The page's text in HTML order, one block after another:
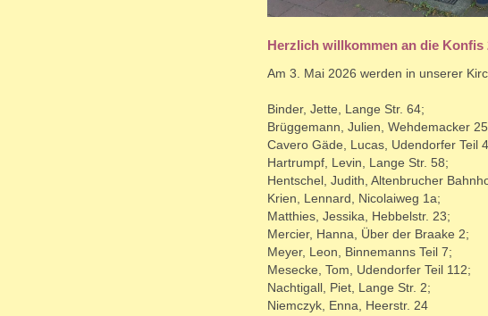
Herzlich willkommen an die Konfis
Am 3. Mai 2026 werden in unserer
Binder, Jette, Lange Str. 64;
Brüggemann, Julien, Wehdemacker
Cavero Gäde, Lucas, Udendorfer Teil
Hartrumpf, Levin, Lange Str. 58;
Hentschel, Judith, Altenbrucher
Krien, Lennard, Nicolaiweg 1a;
Matthies, Jessika, Hebbelstr. 23;
Mercier, Hanna, Über der Braake 2;
Meyer, Leon, Binnemanns Teil 7;
Mesecke, Tom, Udendorfer Teil 112;
Nachtigall, Piet, Lange Str. 2;
Niemczyk, Enna, Heerstr. 24